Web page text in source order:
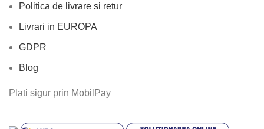
Politica de livrare si retur
Livrari in EUROPA
GDPR
Blog
Plati sigur prin MobilPay